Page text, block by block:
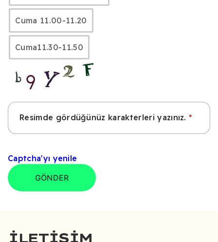
Cuma 11.00-11.20
Cuma11.30-11.50
Resimde gördüğünüz karakterleri yazınız.
Captcha'yı yenile
GÖNDER
İLETIŞIM